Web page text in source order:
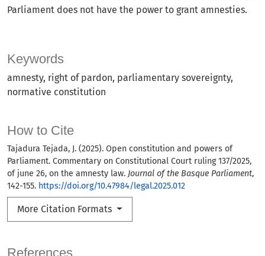
Keywords
amnesty right of pardon parliamentary sovereignty
normative constitution
How to Cite
Tajadura Tejada, J. (2025). Open constitution and powers of
Parliament. Commentary on Constitutional Court ruling 137/2025,
of june 26, on the amnesty law. Journal of the Basque Parliament,
142-155. https://doi.org/10.47984/legal.2025.012
More Citation Formats
Parliament does not have the power to grant amnesties.
References